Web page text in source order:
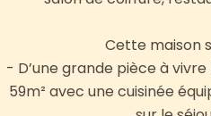
Cette maison
- D’une grande pièce à
59m² avec une cuisinée